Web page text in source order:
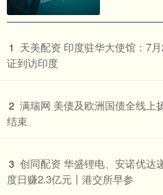
1 天美配资 印度驻华大使馆：7
证到访印度
2 满瑞网 美债及欧洲国债全线上
结束
3 创同配资 华盛锂电、安诺优达
度日赚2.3亿元丨港交所早参